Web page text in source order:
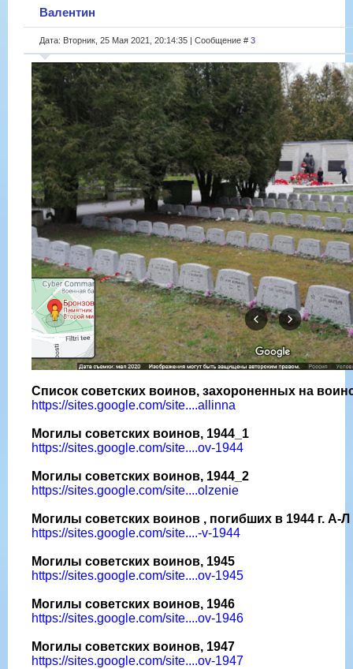
Валентин
Дата: Вторник, 25 Мая 2021, 20:14:35 | Сообщение # 3
Список советских воинов, захороненных на
https://sites.google.com/site....allinna
Могилы советских воинов, 1944_1
https://sites.google.com/site....ov-1944
Могилы советских воинов, 1944_2
https://sites.google.com/site....olzenie
Могилы советских воинов , погибших в 1944 г. А-Л
https://sites.google.com/site....-v-1944
Могилы советских воинов, 1945
https://sites.google.com/site....ov-1945
Могилы советских воинов, 1946
https://sites.google.com/site....ov-1946
Могилы советских воинов, 1947
https://sites.google.com/site....ov-1947